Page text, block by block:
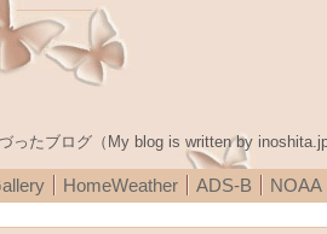
ったブログ（My blog is written by
HomeWeather ADS-B NOAA